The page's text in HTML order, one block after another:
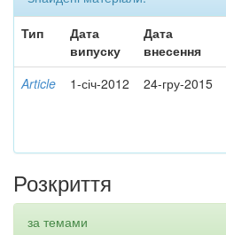
Тип
Дата
випуску
Дата
внесення
Article 1-січ-2012 24-гру-2015
Розкриття
за темами